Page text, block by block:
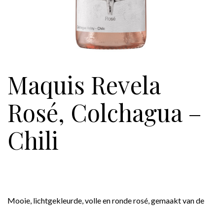
Maquis Revela
Rosé, Colchagua –
Chili
Mooie, lichtgekleurde, volle en ronde rosé, gemaakt van de